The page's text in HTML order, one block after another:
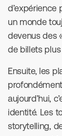
d’expérience
un monde
devenus des
de billets
Ensuite, les
aujourd’hui,
identité. Les
storytelling,